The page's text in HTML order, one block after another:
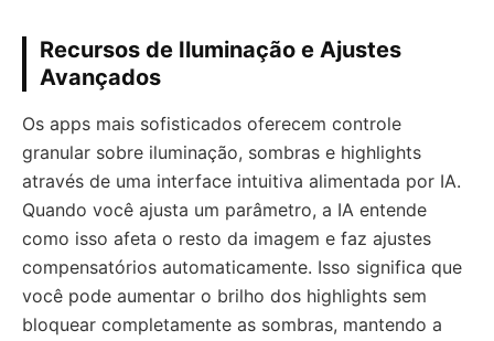
Recursos de Iluminação e Ajustes
Avançados
Os apps mais sofisticados oferecem controle
granular sobre iluminação, sombras e highlights
através de uma interface intuitiva alimentada por IA.
Quando você ajusta um parâmetro, a IA entende
como isso afeta o resto da imagem e faz ajustes
compensatórios automaticamente. Isso significa que
você pode aumentar o brilho dos highlights sem
bloquear completamente as sombras, mantendo a